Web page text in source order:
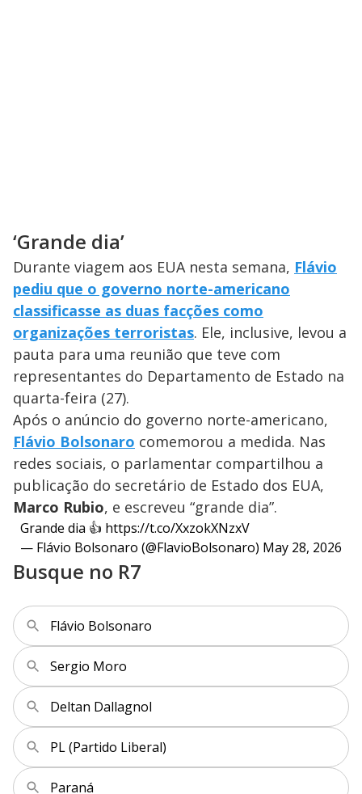
‘Grande dia’
Durante viagem aos EUA nesta semana, Flávio
pediu que o governo norte-americano
classificasse as duas facções como
organizações terroristas. Ele, inclusive, levou a
pauta para uma reunião que teve com
representantes do Departamento de Estado na
quarta-feira (27).
Após o anúncio do governo norte-americano,
Flávio Bolsonaro comemorou a medida. Nas
redes sociais, o parlamentar compartilhou a
publicação do secretário de Estado dos EUA,
Marco Rubio, e escreveu “grande dia”.
Grande dia 👍 https://t.co/XxzokXNzxV
— Flávio Bolsonaro (@FlavioBolsonaro) May 28, 2026
Busque no R7
Flávio Bolsonaro
Sergio Moro
Deltan Dallagnol
PL (Partido Liberal)
Paraná